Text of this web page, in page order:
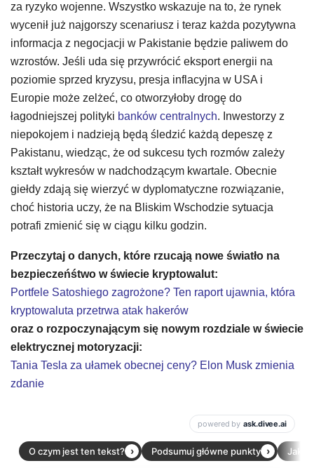
za ryzyko wojenne. Wszystko wskazuje na to, że rynek
wycenił już najgorszy scenariusz i teraz każda pozytywna
informacja z negocjacji w Pakistanie będzie paliwem do
wzrostów. Jeśli uda się przywrócić eksport energii na
poziomie sprzed kryzysu, presja inflacyjna w USA i
Europie może zelżeć, co otworzyłoby drogę do
łagodniejszej polityki banków centralnych. Inwestorzy z
niepokojem i nadzieją będą śledzić każdą depeszę z
Pakistanu, wiedząc, że od sukcesu tych rozmów zależy
kształt wykresów w nadchodzącym kwartale. Obecnie
giełdy zdają się wierzyć w dyplomatyczne rozwiązanie,
choć historia uczy, że na Bliskim Wschodzie sytuacja
potrafi zmienić się w ciągu kilku godzin.
Przeczytaj o danych, które rzucają nowe światło na
bezpieczeńśtwo w świecie kryptowalut:
Portfele Satoshiego zagrożone? Ten raport ujawnia, która
kryptowaluta przetrwa atak hakerów
oraz o rozpoczynającym się nowym rozdziale w świecie
elektrycznej motoryzacji:
Tania Tesla za ułamek obecnej ceny? Elon Musk zmienia
zdanie